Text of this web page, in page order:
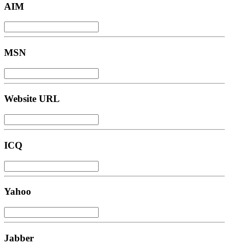
AIM
MSN
Website URL
ICQ
Yahoo
Jabber